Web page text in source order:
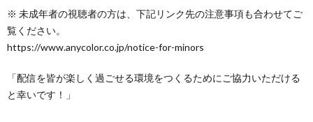
※ 未成年者の視聴者の方は、下記リンク先の注意事項も合わせてご
覧ください。
https://www.anycolor.co.jp/notice-for-minors
「配信を皆が楽しく過ごせる環境をつくるためにご協力いただける
と幸いです！」